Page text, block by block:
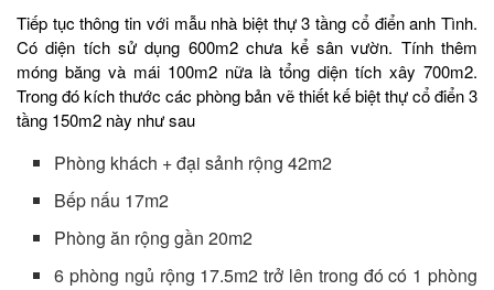
Tiếp tục thông tin với mẫu nhà biệt thự 3 tầng cổ điển anh Tình.
Có diện tích sử dụng 600m2 chưa kể sân vườn. Tính thêm
móng băng và mái 100m2 nữa là tổng diện tích xây 700m2.
Trong đó kích thước các phòng bản vẽ thiết kế biệt thự cổ điển 3
tầng 150m2 này như sau
Phòng khách + đại sảnh rộng 42m2
Bếp nấu 17m2
Phòng ăn rộng gần 20m2
6 phòng ngủ rộng 17.5m2 trở lên trong đó có 1 phòng